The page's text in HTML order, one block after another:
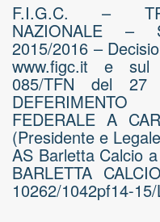
F.I.G.C. –
NAZIONALE –
2015/2016 –
www.figc.it e sul
085/TFN del
DEFERIMENTO
FEDERALE A
(Presidente e
AS Barletta Calcio
BARLETTA
10262/1042pf14-